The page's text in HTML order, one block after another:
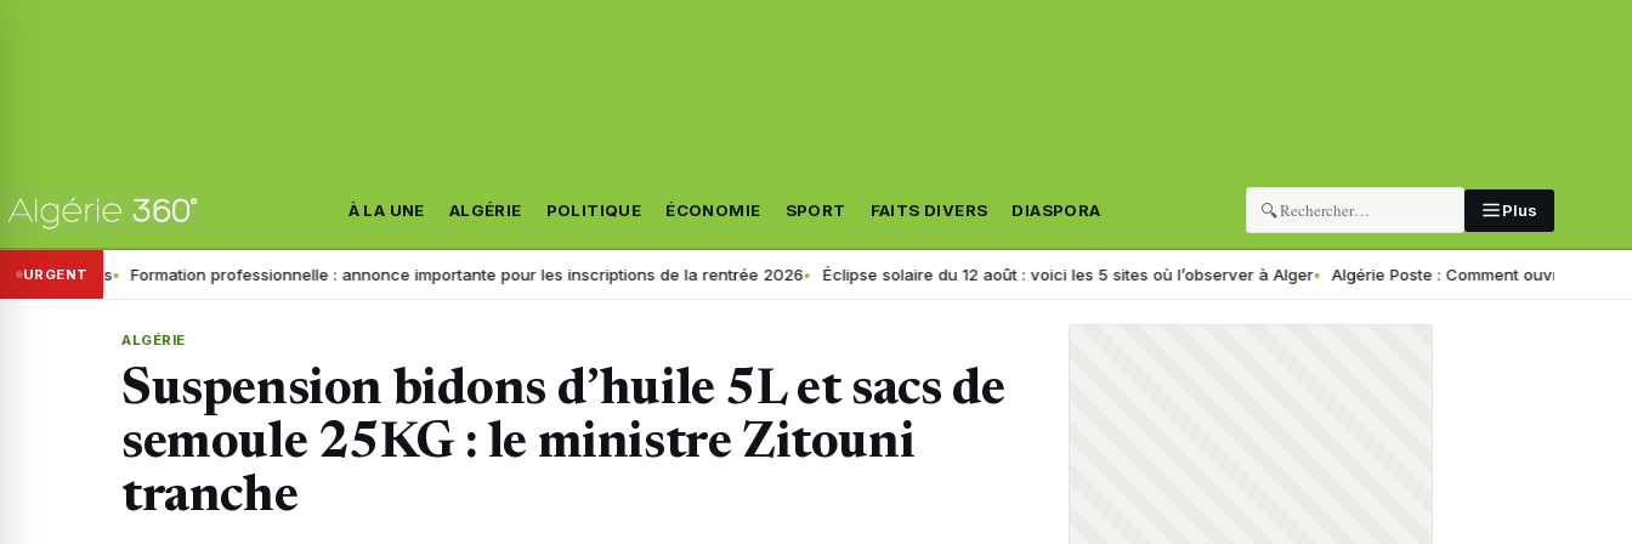
À LA UNE ALGÉRIE POLITIQUE ÉCONOMIE SPORT FAITS DIVERS DIASPORA 🔍 Plus
URGENT
Formation professionnelle : annonce importante pour les inscriptions de la rentrée 2026 Éclipse solaire du 12 août : voici les 5 sites où l’observer à Alger Algérie Poste : Comment ouvrir un compte CCP
ALGÉRIE
Suspension bidons d’huile 5L et sacs de
semoule 25KG : le ministre Zitouni
tranche